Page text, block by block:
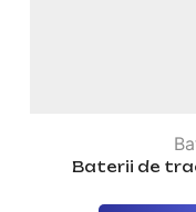
Baterii de